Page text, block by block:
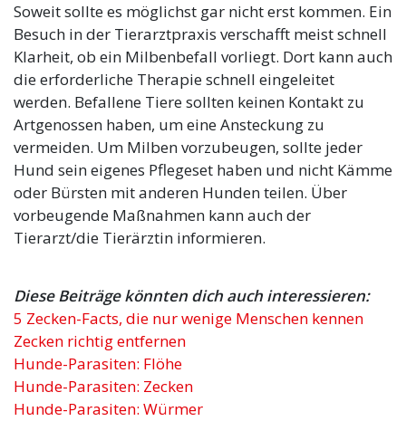
Soweit sollte es möglichst gar nicht erst kommen. Ein
Besuch in der Tierarztpraxis verschafft meist schnell
Klarheit, ob ein Milbenbefall vorliegt. Dort kann auch
die erforderliche Therapie schnell eingeleitet
werden. Befallene Tiere sollten keinen Kontakt zu
Artgenossen haben, um eine Ansteckung zu
vermeiden. Um Milben vorzubeugen, sollte jeder
Hund sein eigenes Pflegeset haben und nicht Kämme
oder Bürsten mit anderen Hunden teilen. Über
vorbeugende Maßnahmen kann auch der
Tierarzt/die Tierärztin informieren.
Diese Beiträge könnten dich auch interessieren:
5 Zecken-Facts, die nur wenige Menschen kennen
Zecken richtig entfernen
Hunde-Parasiten: Flöhe
Hunde-Parasiten: Zecken
Hunde-Parasiten: Würmer